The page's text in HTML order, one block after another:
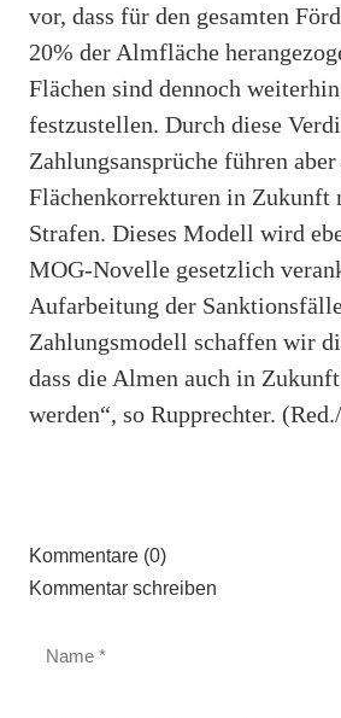
vor, dass für den gesamten
20% der Almfläche
Flächen sind dennoch
festzustellen. Durch diese
Zahlungsansprüche führen
Flächenkorrekturen in Zukunft
Strafen. Dieses Modell wird
MOG-Novelle gesetzlich
Aufarbeitung der
Zahlungsmodell schaffen wir
dass die Almen auch in
werden“, so Rupprechter.
Kommentare (0)
Kommentar schreiben